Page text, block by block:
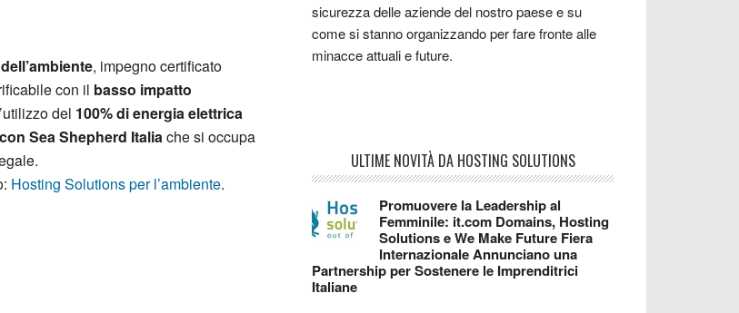
, impegno certificato
con il basso impatto
del 100% di energia elettrica
Sea Shepherd Italiache si occupa
Hosting Solutions per l’ambiente.
sicurezza delle aziende del nostro paese e su
come si stanno organizzando per fare fronte alle
minacce attuali e future.
ULTIME NOVITÀ DA HOSTING SOLUTIONS
Promuovere la Leadership al
Femminile: it.com Domains, Hosting
Solutions e We Make Future Fiera
Internazionale Annunciano una
Partnership per Sostenere le Imprenditrici
Italiane